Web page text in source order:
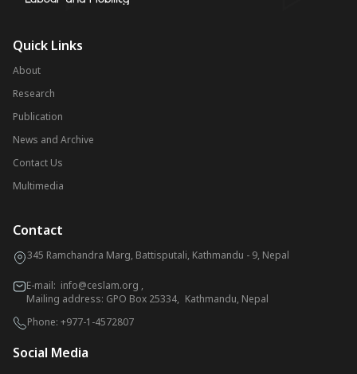
Quick Links
About
Research
Publication
News and Archive
Contact Us
Multimedia
Contact
345 Ramchandra Marg, Battisputali, Kathmandu - 9, Nepal
E-mail: info@ceslam.org ,
Mailing address: GPO Box 25334, Kathmandu, Nepal
Phone: +977-1-4572807
Social Media